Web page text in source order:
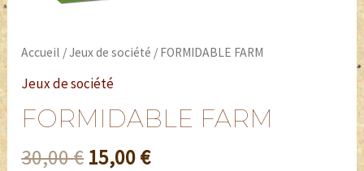
Accueil /Jeux de société / FORMIDABLE FARM
Jeux de société
FORMIDABLE FARM
30,00€ 15,00€